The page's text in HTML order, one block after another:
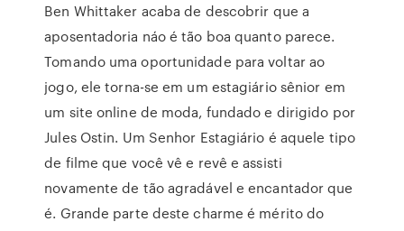
Ben Whittaker acaba de descobrir que a
aposentadoria náo é tão boa quanto parece.
Tomando uma oportunidade para voltar ao
jogo, ele torna-se em um estagiário sênior em
um site online de moda, fundado e dirigido por
Jules Ostin. Um Senhor Estagiário é aquele tipo
de filme que você vê e revê e assisti
novamente de tão agradável e encantador que
é. Grande parte deste charme é mérito do